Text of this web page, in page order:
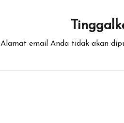
Alamat email Anda tidak akan